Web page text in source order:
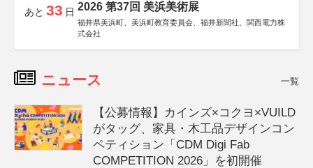
あと 33 日 2026 第37回 美浜美術展
福井県美浜町、美浜町教育委員会、福井新聞社、関西電力株
式会社
ニュース 一覧
【公募情報】カインズ×コクヨ×VUILD
がタッグ、家具・木工品デザインコン
ペティション「CDM Digi Fab
COMPETITION 2026」を初開催